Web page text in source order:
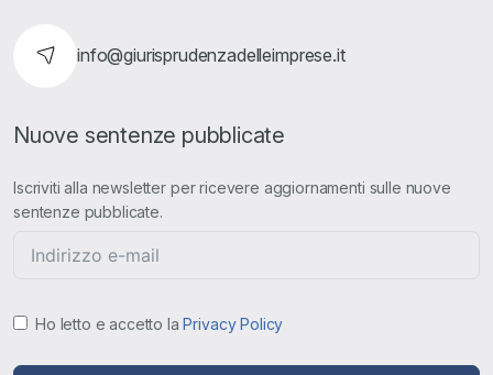
info@giurisprudenzadelleimprese.it
Nuove sentenze pubblicate
Iscriviti alla newsletter per ricevere aggiornamenti sulle nuove
sentenze pubblicate.
Ho letto e accetto laPrivacy Policy